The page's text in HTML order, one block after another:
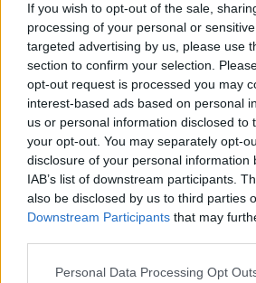
If you wish to opt-out of the sale,
processing of your personal or
targeted advertising by us, please use
section to confirm your selection.
opt-out request is processed you may
interest-based ads based on personal
us or personal information disclosed to
your opt-out. You may separately opt-
disclosure of your personal information
IAB’s list of downstream participants.
also be disclosed by us to third parties
Downstream Participants that may
Personal Data Processing Opt
2026. augusztus 05., szerda